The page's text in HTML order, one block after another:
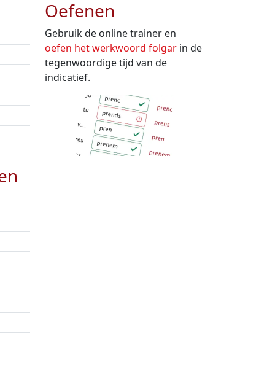
Oefenen
Gebruik de online trainer en
oefen het werkwoord folgar in de
tegenwoordige tijd van de
indicatief.